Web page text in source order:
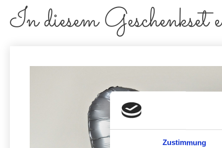
Zustimmung
In diesem Geschenkset